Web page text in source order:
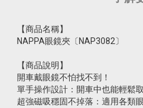
【商品名稱】
NAPPA眼鏡夾〔NAP3082〕
【商品說明】
開車戴眼鏡不怕找不到！
單手操作設計：開車中也能輕鬆
超強磁吸穩固不掉落：適用各類